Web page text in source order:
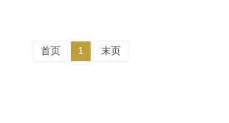
首页 1 末页